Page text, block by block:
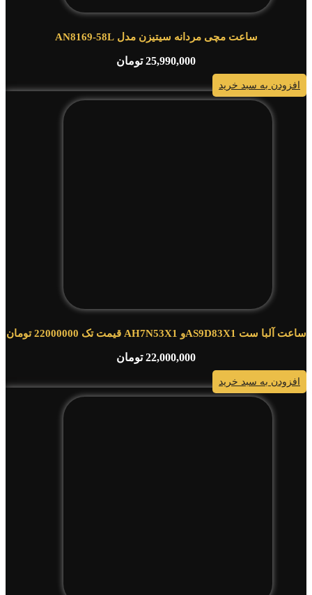
ساعت مچی مردانه سیتیزن مدل AN8169-58L
25,990,000 تومان
افزودن به سبد خرید
ساعت آلبا ست AS9D83X1و AH7N53X1 قیمت تک 22000000 تومان
22,000,000 تومان
افزودن به سبد خرید